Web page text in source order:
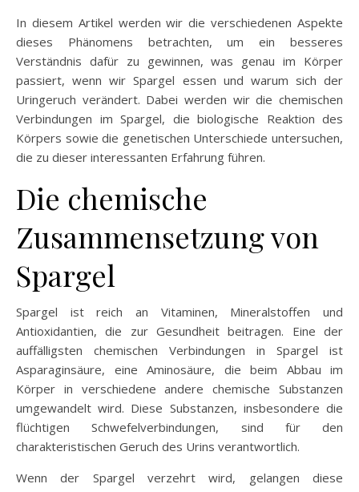
In diesem Artikel werden wir die verschiedenen Aspekte
dieses Phänomens betrachten, um ein besseres
Verständnis dafür zu gewinnen, was genau im Körper
passiert, wenn wir Spargel essen und warum sich der
Uringeruch verändert. Dabei werden wir die chemischen
Verbindungen im Spargel, die biologische Reaktion des
Körpers sowie die genetischen Unterschiede untersuchen,
die zu dieser interessanten Erfahrung führen.
Die chemische
Zusammensetzung von
Spargel
Spargel ist reich an Vitaminen, Mineralstoffen und
Antioxidantien, die zur Gesundheit beitragen. Eine der
auffälligsten chemischen Verbindungen in Spargel ist
Asparaginsäure, eine Aminosäure, die beim Abbau im
Körper in verschiedene andere chemische Substanzen
umgewandelt wird. Diese Substanzen, insbesondere die
flüchtigen Schwefelverbindungen, sind für den
charakteristischen Geruch des Urins verantwortlich.
Wenn der Spargel verzehrt wird, gelangen diese